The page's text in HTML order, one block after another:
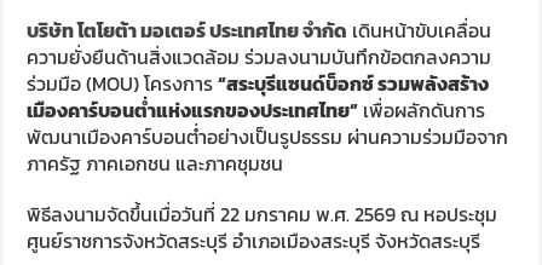
บริษัทโตโยต้า มอเตอร์ ประเทศไทยจำกัด เดินหน้าขับเคลื่อน
ความยั่งยืนด้านสิ่งแวดล้อม ร่วมลงนามบันทึกข้อตกลงความ
ร่วมมือ (MOU) โครงการ“สระบุรีแซนด์บ็อกซ์ รวมพลังสร้าง
เมืองคาร์บอนต่ำแห่งแรกของประเทศไทย” เพื่อผลักดันการ
พัฒนาเมืองคาร์บอนต่ำอย่างเป็นรูปธรรม ผ่านความร่วมมือจาก
ภาครัฐ ภาคเอกชน และภาคชุมชน
พิธีลงนามจัดขึ้นเมื่อวันที่ 22 มกราคม พ.ศ. 2569 ณ หอประชุม
ศูนย์ราชการจังหวัดสระบุรี อำเภอเมืองสระบุรี จังหวัดสระบุรี